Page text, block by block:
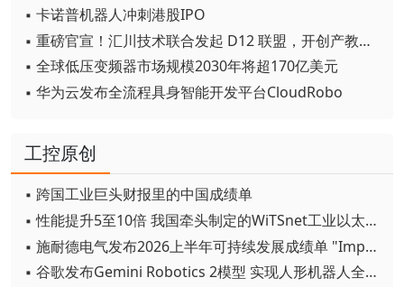
▪ 卡诺普机器人冲刺港股IPO
▪ 重磅官宣！汇川技术联合发起 D12 联盟，开创产教融合新范式
▪ 全球低压变频器市场规模2030年将超170亿美元
▪ 华为云发布全流程具身智能开发平台CloudRobo
工控原创
▪ 跨国工业巨头财报里的中国成绩单
▪ 性能提升5至10倍 我国牵头制定的WiTSnet工业以太网国际标准正式发布
▪ 施耐德电气发布2026上半年可持续发展成绩单 "Impact 2030"路线图开局稳健
▪ 谷歌发布Gemini Robotics 2模型 实现人形机器人全身智能控制突破